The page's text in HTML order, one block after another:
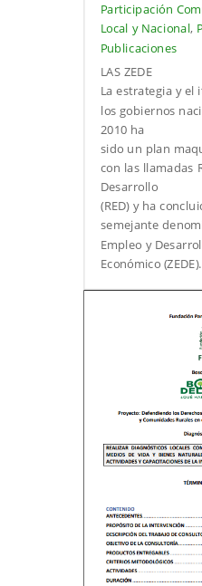
Participación
Local y Nacional,
Publicaciones
LAS ZEDE
La estrategia y
los gobiernos
2010 ha
sido un plan
con las llamadas
Desarrollo
(RED) y ha
semejante
Empleo y
Económico (ZEDE).